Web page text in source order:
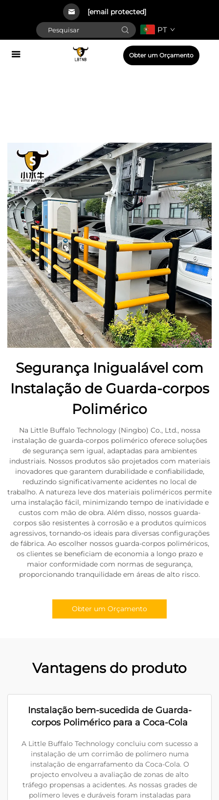
[email protected]
PT
Obter um Orçamento
Segurança Inigualável com
Instalação de Guarda-corpos
Polimérico
Na Little Buffalo Technology (Ningbo) Co., Ltd., nossa
instalação de guarda-corpos polimérico oferece soluções
de segurança sem igual, adaptadas para ambientes
industriais. Nossos produtos são projetados com materiais
inovadores que garantem durabilidade e confiabilidade,
reduzindo significativamente acidentes no local de
trabalho. A natureza leve dos materiais poliméricos permite
uma instalação fácil, minimizando tempo de inatividade e
custos com mão de obra. Além disso, nossos guarda-
corpos são resistentes à corrosão e a produtos químicos
agressivos, tornando-os ideais para diversas configurações
de fábrica. Ao escolher nossos guarda-corpos poliméricos,
os clientes se beneficiam de economia a longo prazo e
maior conformidade com normas de segurança,
proporcionando tranquilidade em áreas de alto risco.
Obter um Orçamento
Vantagens do produto
Instalação bem-sucedida de Guarda-
corpos Polimérico para a Coca-Cola
A Little Buffalo Technology concluiu com sucesso a
instalação de um corrimão de polímero numa
instalação de engarrafamento da Coca-Cola. O
projecto envolveu a avaliação de zonas de alto
tráfego propensas a acidentes. As nossas grades de
polímero leves e duráveis foram instaladas para